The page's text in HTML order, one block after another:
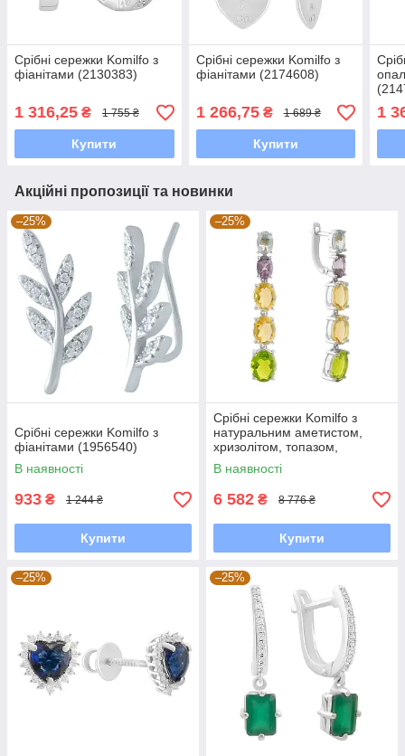
Срібні сережки Komilfo з
фіанітами (2130383)
1 316,25 ₴ 1 755 ₴
Купити
Срібні сережки Komilfo з
фіанітами (2174608)
1 266,75₴ 1 689 ₴
Купити
1
Акційні пропозиції та новинки
–25%
Срібні сережки Komilfo з
фіанітами (1956540)
В наявності
933 ₴ 1 244 ₴
Купити
–25%
Срібні сережки Komilfo з
натуральним аметистом,
хризолітом, топазом,
цитрином (2183259)
В наявності
6 582 ₴ 8 776 ₴
Купити
–25% –25%